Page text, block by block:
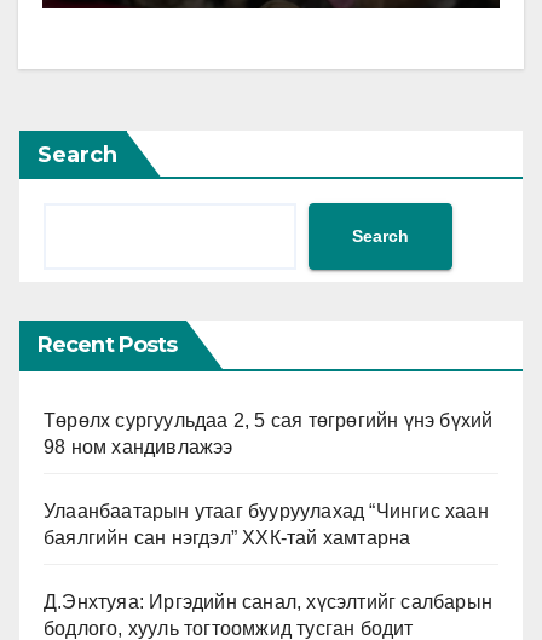
Search
Search
Recent Posts
Төрөлх сургуульдаа 2, 5 сая төгрөгийн үнэ бүхий
98 ном хандивлажээ
Улаанбаатарын утааг бууруулахад “Чингис хаан
баялгийн сан нэгдэл” ХХК-тай хамтарна
Д.Энхтуяа: Иргэдийн санал, хүсэлтийг салбарын
бодлого, хууль тогтоомжид тусган бодит